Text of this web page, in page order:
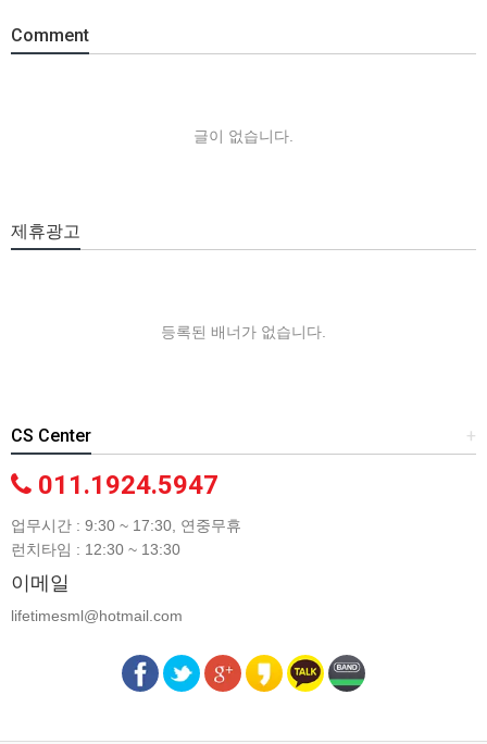
Comment
글이 없습니다.
제휴광고
등록된 배너가 없습니다.
+
CS Center
011.1924.5947
업무시간 : 9:30 ~ 17:30, 연중무휴
런치타임 : 12:30 ~ 13:30
이메일
lifetimesml@hotmail.com